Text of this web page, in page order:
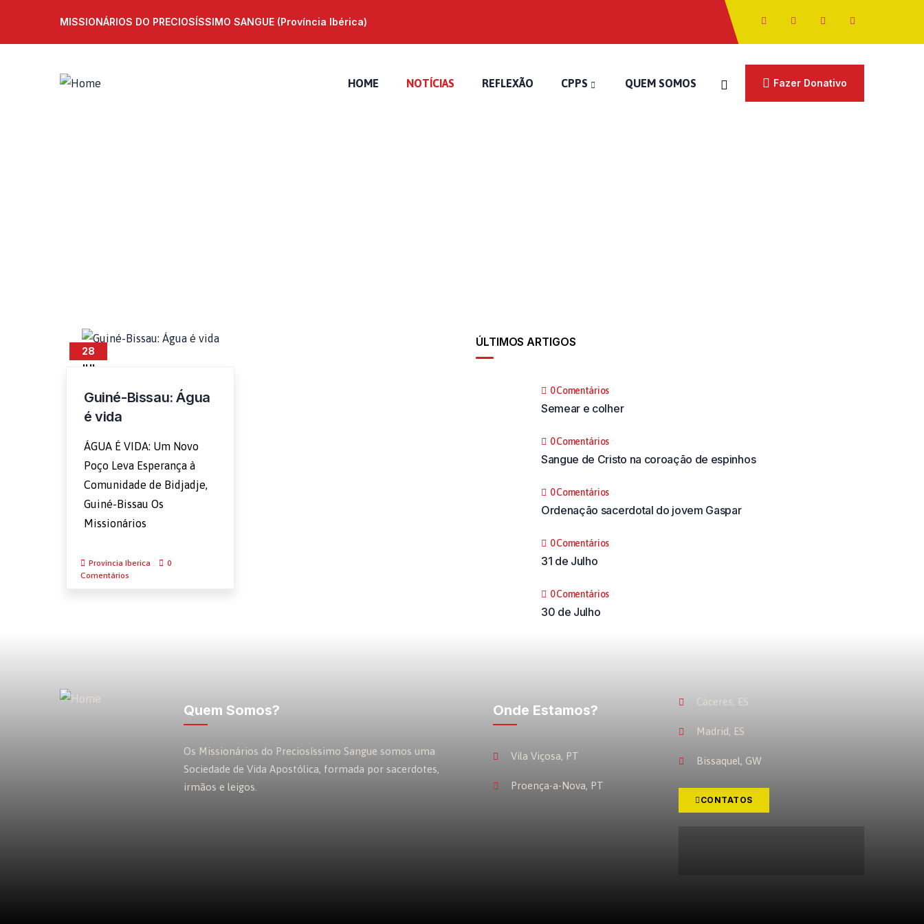
MISSIONÁRIOS DO PRECIOSÍSSIMO SANGUE (Província Ibérica)
HOME NOTÍCIAS REFLEXÃO CPPS QUEM SOMOS Fazer Donativo
28
JUL
Guiné-Bissau: Água
é vida
ÁGUA É VIDA: Um Novo
Poço Leva Esperança à
Comunidade de Bidjadje,
Guiné-Bissau Os
Missionários
Província Iberica
0
Comentários
ÚLTIMOS ARTIGOS
0 Comentários
Semear e colher
0 Comentários
Sangue de Cristo na coroação de espinhos
0 Comentários
Ordenação sacerdotal do jovem Gaspar
0 Comentários
31 de Julho
0 Comentários
30 de Julho
Quem Somos?
Os Missionários do Preciosíssimo Sangue somos uma
Sociedade de Vida Apostólica, formada por sacerdotes,
irmãos e leigos.
Onde Estamos?
Vila Viçosa, PT
Proença-a-Nova, PT
Cáceres, ES
Madrid, ES
Bissaquel, GW
CONTATOS